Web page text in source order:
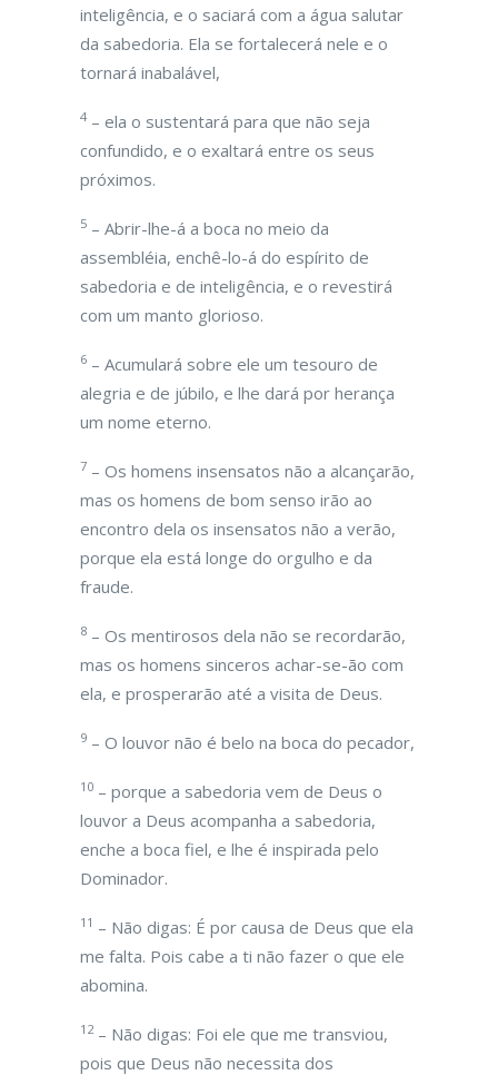
inteligência, e o saciará com a água salutar
da sabedoria. Ela se fortalecerá nele e o
tornará inabalável,
4 – ela o sustentará para que não seja
confundido, e o exaltará entre os seus
próximos.
5 – Abrir-lhe-á a boca no meio da
assembléia, enchê-lo-á do espírito de
sabedoria e de inteligência, e o revestirá
com um manto glorioso.
6 – Acumulará sobre ele um tesouro de
alegria e de júbilo, e lhe dará por herança
um nome eterno.
7 – Os homens insensatos não a alcançarão,
mas os homens de bom senso irão ao
encontro dela os insensatos não a verão,
porque ela está longe do orgulho e da
fraude.
8 – Os mentirosos dela não se recordarão,
mas os homens sinceros achar-se-ão com
ela, e prosperarão até a visita de Deus.
9 – O louvor não é belo na boca do pecador,
10 – porque a sabedoria vem de Deus o
louvor a Deus acompanha a sabedoria,
enche a boca fiel, e lhe é inspirada pelo
Dominador.
11 – Não digas: É por causa de Deus que ela
me falta. Pois cabe a ti não fazer o que ele
abomina.
12– Não digas: Foi ele que me transviou,
pois que Deus não necessita dos